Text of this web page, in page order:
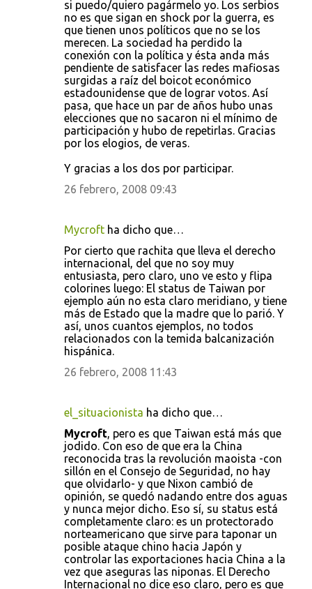
si puedo/quiero pagármelo yo. Los serbios
no es que sigan en shock por la guerra, es
que tienen unos políticos que no se los
merecen. La sociedad ha perdido la
conexión con la política y ésta anda más
pendiente de satisfacer las redes mafiosas
surgidas a raíz del boicot económico
estadounidense que de lograr votos. Así
pasa, que hace un par de años hubo unas
elecciones que no sacaron ni el mínimo de
participación y hubo de repetirlas. Gracias
por los elogios, de veras.
Y gracias a los dos por participar.
26 febrero, 2008 09:43
Mycroft ha dicho que…
Por cierto que rachita que lleva el derecho
internacional, del que no soy muy
entusiasta, pero claro, uno ve esto y flipa
colorines luego: El status de Taiwan por
ejemplo aún no esta claro meridiano, y tiene
más de Estado que la madre que lo parió. Y
así, unos cuantos ejemplos, no todos
relacionados con la temida balcanización
hispánica.
26 febrero, 2008 11:43
el_situacionista ha dicho que…
Mycroft, pero es que Taiwan está más que
jodido. Con eso de que era la China
reconocida tras la revolución maoista -con
sillón en el Consejo de Seguridad, no hay
que olvidarlo- y que Nixon cambió de
opinión, se quedó nadando entre dos aguas
y nunca mejor dicho. Eso sí, su status está
completamente claro: es un protectorado
norteamericano que sirve para taponar un
posible ataque chino hacia Japón y
controlar las exportaciones hacia China a la
vez que aseguras las niponas. El Derecho
Internacional no dice eso claro, pero es que